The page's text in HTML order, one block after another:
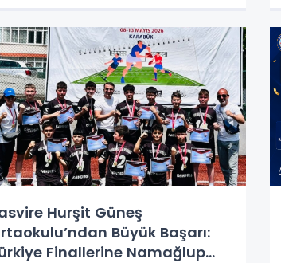
Hurşit Güneş
Büyük Başarı:
Finallerine Namağlup